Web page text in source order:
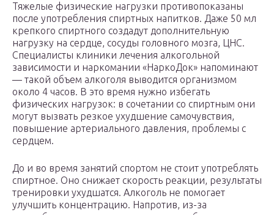
Тяжелые физические нагрузки противопоказаны
после употребления спиртных напитков. Даже 50 мл
крепкого спиртного создадут дополнительную
нагрузку на сердце, сосуды головного мозга, ЦНС.
Специалисты клиники лечения алкогольной
зависимости и наркомании «НаркоДок» напоминают
— такой объем алкоголя выводится организмом
около 4 часов. В это время нужно избегать
физических нагрузок: в сочетании со спиртным они
могут вызвать резкое ухудшение самочувствия,
повышение артериального давления, проблемы с
сердцем.
До и во время занятий спортом не стоит употреблять
спиртное. Оно снижает скорость реакции, результаты
тренировки ухудшатся. Алкоголь не помогает
улучшить концентрацию. Напротив, из-за